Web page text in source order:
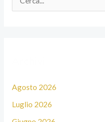
Agosto 2026
Luglio 2026